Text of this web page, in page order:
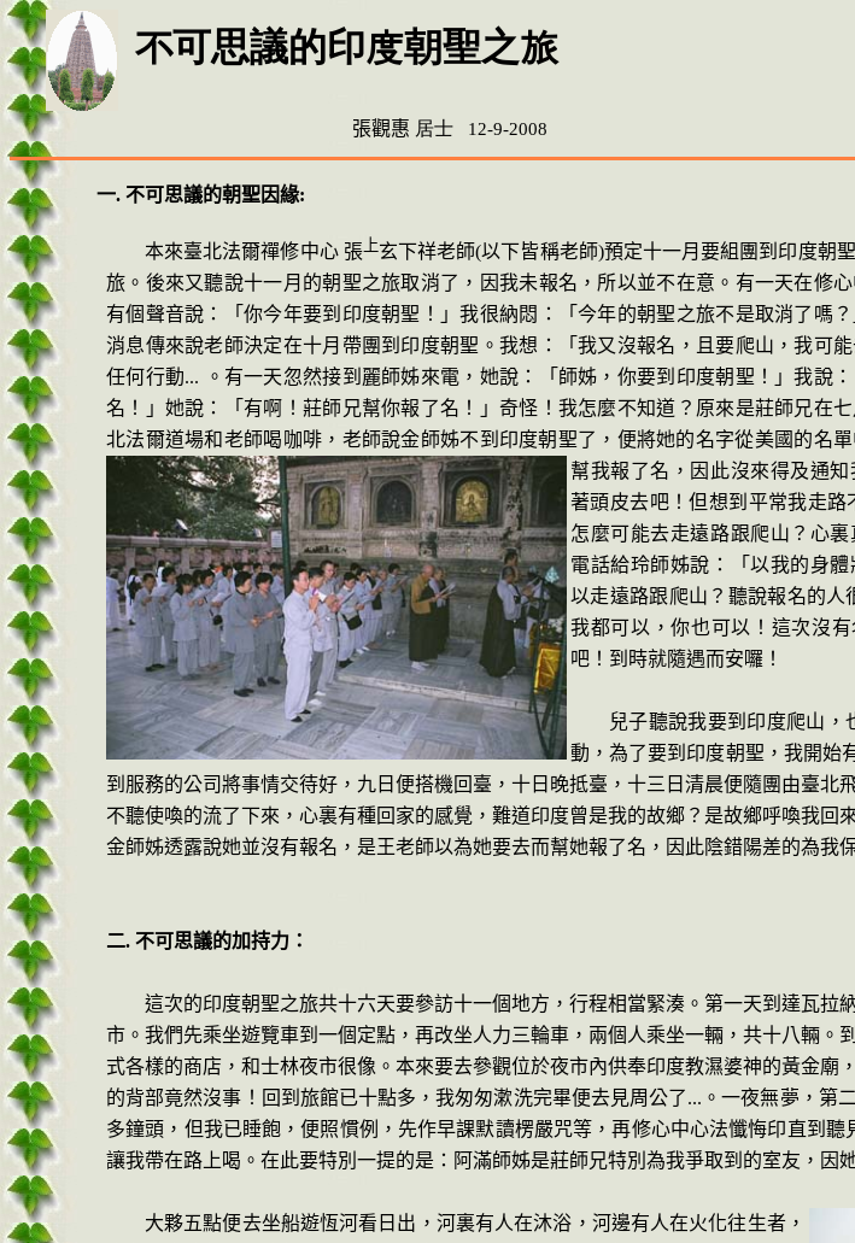
不可思議的印度朝聖之旅
張觀惠 居士 12-9-2008
一. 不可思議的朝聖因緣:
本來臺北法爾禪修中心 張 上玄下祥老師(以下皆稱老師)預定十一月要組團到 印度朝
旅。後來又聽說十一月的朝聖之旅取消了，因我未報名， 所以並不在意。有一天在修
有個聲音說：「你今年要到印度朝聖！」我很納悶： 「今年的朝聖之旅不是取消了嗎
消息傳來說老師決定在十月 帶團到印度朝聖。我想：「我又沒報名，且要爬山，我可
任何行動...
。有一天忽然接到麗師姊來電，她說：「師姊，你要到印度朝聖！」我說
名！」她說：「有啊！莊師兄幫你報了名！」奇怪！我怎麼不知道？原來是莊師兄在
北法爾道場和老師喝咖啡，老師說金師姊不到印度朝聖了，便將她的名字從美國的名單
幫我報了名，因此沒來得及通知
著頭皮去吧！但想到平常我走路
怎麼可能去走遠路跟爬山？心
電話給玲師姊說：「以我的身體
以走遠路跟爬山？聽說報名的人
我都可以，你也可以！這次沒
吧！到時就隨遇而安囉！
兒子聽說我要到印度爬山
動，為了要到印度朝聖，我開始
到服務的公司將事情交待好，九日便搭機回臺，十日晚抵臺，十三日清晨便隨團由臺
不聽使喚的流了下來，心裏有種回家的感覺，難道印度曾是我的故鄉？是故鄉呼喚我
金師姊透露說她並沒有報名，是王老師以為她要去而幫她報了名，因此陰錯陽差的為我
二. 不可思議的加持力：
這次的印度朝聖之旅共十六天要參訪十一個地方，行程相當緊湊。第一天到達瓦拉
市。我們先乘坐遊覽車到一個定點，再改坐人力三輪車，兩個人乘坐一輛，共十八輛
式各樣的商店，和士林夜市很像。本來要去參觀位於夜市內供奉印度教濕婆神的黃金
的背部竟然沒事！回到旅館已十點多，我匆匆漱洗完畢便去見周公了... 。一夜無夢，第
多鐘頭，但我已睡飽，便照慣例，先作早課默讀楞嚴咒等，再修心中心法懺悔印直到聽
讓我帶在路上喝。在此要特別一提的是：阿滿師姊是莊師兄特別為我爭取到的室友，因
大夥五點便去坐船遊恆河看日出， 河裏有人在沐浴， 河邊有人在火化往生者，